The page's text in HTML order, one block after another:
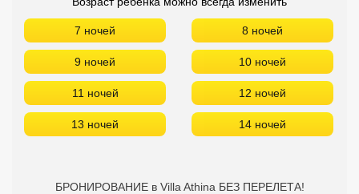
7 ночей 8 ночей
9 ночей 10 ночей
11 ночей 12 ночей
13 ночей 14 ночей
БРОНИРОВАНИЕ в Villa Athina БЕЗ ПЕРЕЛЕТА!